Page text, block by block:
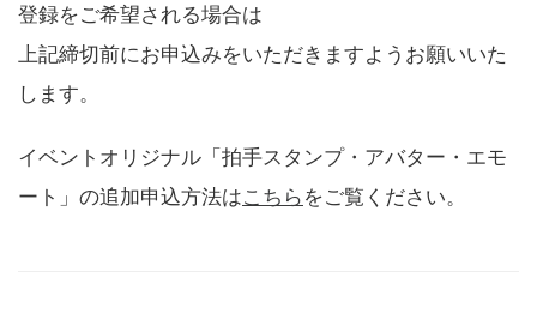
登録をご希望される場合は
上記締切前にお申込みをいただきますようお願いいた
します。
イベントオリジナル「拍手スタンプ・アバター・エモ
ート」の追加申込方法はこちら をご覧ください。